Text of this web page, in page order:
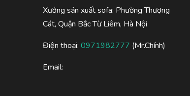
Xưởng sản xuất sofa: Phường Thượng
Cát, Quận Bắc Từ Liêm, Hà Nội
Điện thoại: 0971982777 (Mr.Chính)
Email: